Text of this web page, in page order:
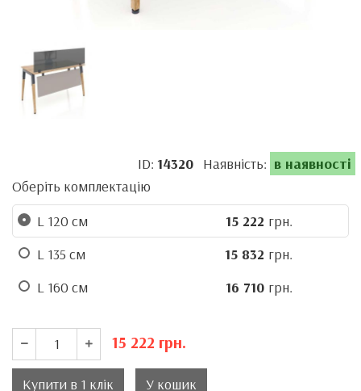
ID: 14320Наявність: в наявності
Оберіть комплектацію
L 120 см
15 222 грн.
L 135 см
15 832 грн.
L 160 см
16 710 грн.
15 222 грн.
Купити в 1 клік У кошик